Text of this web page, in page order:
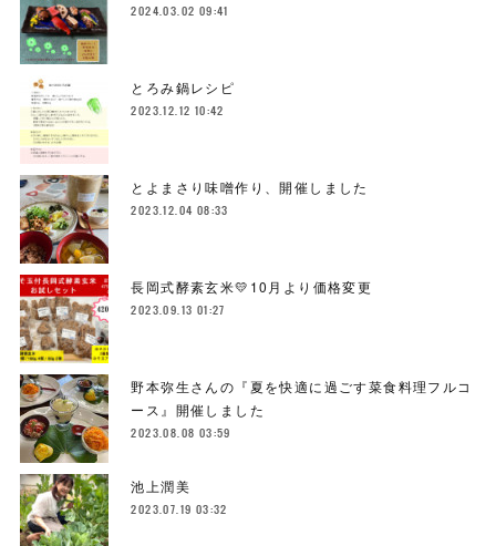
2024.03.02 09:41
とろみ鍋レシピ
2023.12.12 10:42
とよまさり味噌作り、開催しました
2023.12.04 08:33
長岡式酵素玄米💛10月より価格変更
2023.09.13 01:27
野本弥生さんの『夏を快適に過ごす菜食料理フルコ
ース』開催しました
2023.08.08 03:59
池上潤美
2023.07.19 03:32